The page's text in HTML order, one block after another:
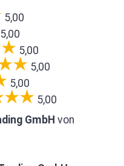
5,00
5,00
5,00
5,00
5,00
5,00
GmbH von